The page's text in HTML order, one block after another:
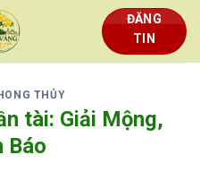
ĐĂNG
TIN
THỦY
tài: Giải Mộng,
Báo